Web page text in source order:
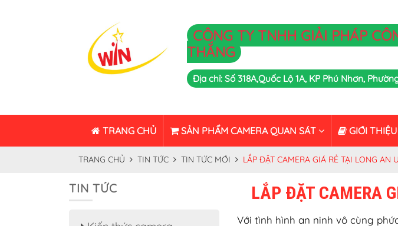
CÔNG TY TNHH GIẢI PHÁP
THẮNG
Địa chỉ: Số 318A,Quốc Lộ 1A, KP Phú Nhơn,
TRANG CHỦ SẢN PHẨM CAMERA QUAN SÁT GIỚI
TRANG CHỦ TIN TỨC TIN TỨC MỚI LẮP ĐẶT CAMERA GIÁ RẺ TẠI LONG AN
LẮP ĐẶT CAMERA
Với tình hình an ninh vô cùng
TIN TỨC